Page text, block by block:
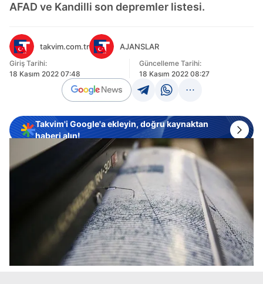
AFAD ve Kandilli son depremler listesi.
takvim.com.tr AJANSLAR
Giriş Tarihi:
18 Kasım 2022 07:48
Güncelleme Tarihi:
18 Kasım 2022 08:27
Takvim'i Google'a ekleyin, doğru kaynaktan
haberi alın!